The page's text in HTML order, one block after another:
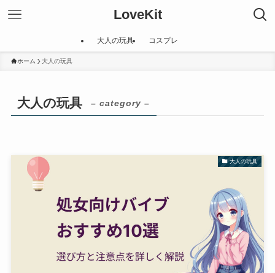
LoveKit
大人の玩具 コスプレ
ホーム 大人の玩具
大人の玩具 – category –
大人の玩具